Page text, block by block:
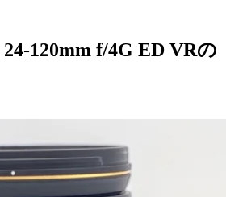
120mm f/4G ED VRの